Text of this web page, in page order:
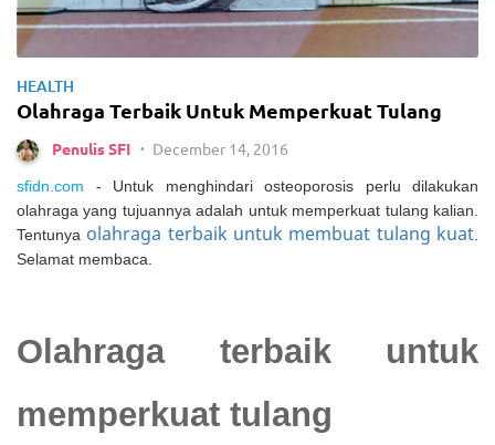
HEALTH
Olahraga Terbaik Untuk Memperkuat Tulang
Penulis SFI • December 14, 2016
sfidn.com - Untuk menghindari osteoporosis perlu dilakukan
olahraga yang tujuannya adalah untuk memperkuat tulang kalian.
Tentunya olahraga terbaik untuk membuat tulang kuat.
Selamat membaca.
Olahraga terbaik untuk
memperkuat tulang